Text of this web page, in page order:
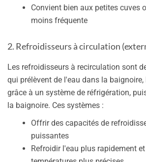
Convient bien aux petites cuves
moins fréquente
2. Refroidisseurs à circulation
Les refroidisseurs à recirculation sont
qui prélèvent de l'eau dans la
grâce à un système de réfrigération,
la baignoire. Ces systèmes :
Offrir des capacités de
puissantes
Refroidir l'eau plus rapidement